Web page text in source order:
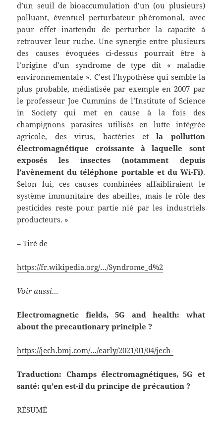
d’un seuil de bioaccumulation d’un (ou plusieurs)
polluant, éventuel perturbateur phéromonal, avec
pour effet inattendu de perturber la capacité à
retrouver leur ruche. Une synergie entre plusieurs
des causes évoquées ci-dessus pourrait être à
l’origine d’un syndrome de type dit « maladie
environnementale ». C’est l’hypothèse qui semble la
plus probable, médiatisée par exemple en 2007 par
le professeur Joe Cummins de l’Institute of Science
in Society qui met en cause à la fois des
champignons parasites utilisés en lutte intégrée
agricole, des virus, bactéries etla pollution
électromagnétique croissante à laquelle sont
exposés les insectes (notamment depuis
l’avènement du téléphone portable et du Wi-Fi).
Selon lui, ces causes combinées affaibliraient le
système immunitaire des abeilles, mais le rôle des
pesticides reste pour partie nié par les industriels
producteurs. »
– Tiré de
https://fr.wikipedia.org/…/Syndrome_d%2
Voir aussi…
Electromagnetic fields, 5G and health: what
about the precautionary principle ?
https://jech.bmj.com/…/early/2021/01/04/jech-
Traduction: Champs électromagnétiques, 5G et
santé: qu’en est-il du principe de précaution ?
RÉSUMÉ